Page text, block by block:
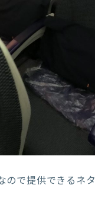
ので提供できるネ